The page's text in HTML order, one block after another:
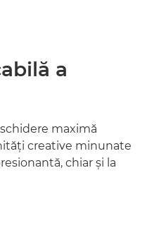
a
maximă
creative minunate
chiar şi la